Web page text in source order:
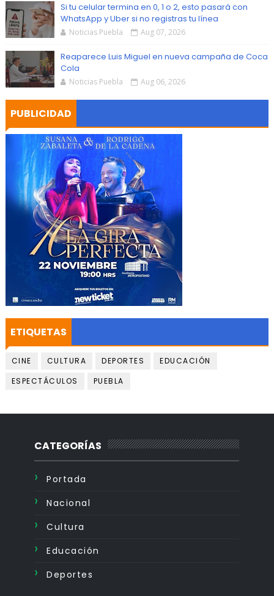
Si tu celular termina en 0, 1 o 2, esto pasará con
WhatsApp y Uber si no registras tu línea
Noticias Puebla Aug 07, 2026
Reaparece Luis Miguel en nueva campaña de Coca
Cola
Noticias Puebla Aug 06, 2026
PUBLICIDAD
ETIQUETAS
CINE CULTURA DEPORTES
EDUCACIÓN
ESPECTÁCULOS
PUEBLA
CATEGORÍAS
Portada
Nacional
Cultura
Educación
Deportes